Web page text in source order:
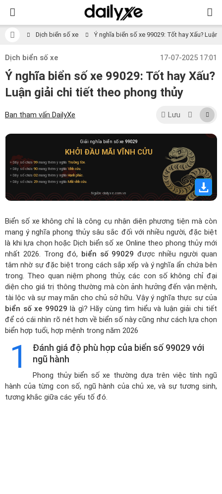
Dịch biển số xe Ý nghĩa biển số xe 99029: Tốt hay Xấu?
Dịch biển số xe 17-07-2025 17:01
Ý nghĩa biển số xe 99029: Tốt hay Xấu?
Luận giải chi tiết theo phong thủy
Ban tham vấn DailyXe Lưu
Giải nghĩa biển số xe 99029
KHỞI ĐẦU MÃI VĨNH CỬU
» Dãy số chứa99 mang thêm ý nghĩa Trường tồn.
» Dãy số chứa 90 mang thêm ý nghĩaVĩnh cửu.
» Dãy số chứa 02 mang thêm ý nghĩaHạnh phúc.
» Dãy số chứa 29 mang thêm ý nghĩa Mãi vĩnh cửu.
Nguồn: dailyxe.com.vn
Biển số xe không chỉ là công cụ nhận diện phương tiện mà còn
mang ý nghĩa phong thủy sâu sắc đối với nhiều người, đặc biệt
là khi lựa chọn hoặcDịch biển số xe Online theo phong thủy mới
nhất 2026. Trong đó, biển số 99029 được nhiều người quan
tâm nhờ sự đặc biệt trong cách sắp xếp và ý nghĩa ẩn chứa bên
trong. Theo quan niệm phong thủy, các con số không chỉ đại
diện cho giá trị thông thường mà còn ảnh hưởng đến vận mệnh,
tài lộc và sự may mắn cho chủ sở hữu. Vậy ý nghĩa thực sự của
biển số xe 99029 là gì? Hãy cùng tìm hiểu và luận giải chi tiết
để có cái nhìn rõ nét hơn về biển số này cũng như cách lựa chọn
biển hợp tuổi, hợp mệnh trong năm 2026
1
Đánh giá độ phù hợp của biển số 99029 với
ngũ hành
Phong thủy biển số xe thường dựa trên việc tính ngũ
hành của từng con số, ngũ hành của chủ xe, và sự tương sinh,
tương khắc giữa các yếu tố đó.